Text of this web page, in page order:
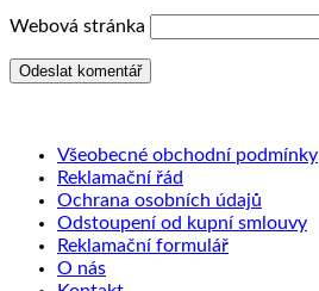
Webová stránka
Všeobecné obchodní podmínky
Reklamační řád
Ochrana osobních údajů
Odstoupení od kupní smlouvy
Reklamační formulář
O nás